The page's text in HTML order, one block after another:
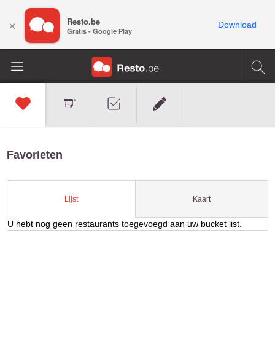
Favorieten
Lijst Kaart
U hebt nog geen restaurants toegevoegd aan uw bucket list.
× Resto.be
Gratis - Google Play
Download